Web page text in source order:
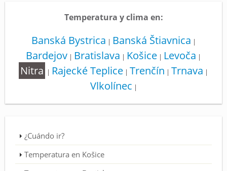
Temperatura y clima en:
Banská Bystrica | Banská Štiavnica |
Bardejov | Bratislava | Košice | Levoča |
Nitra | Rajecké Teplice | Trenčín | Trnava |
Vlkolínec |
¿Cuándo ir?
Temperatura en Košice